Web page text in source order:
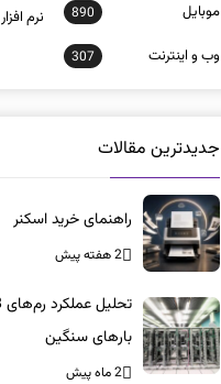
موبايل 890 نرم افزار
وب و اينترنت 307
جدیدترین مقالات
راهنمای خرید اسکنر
2 هفته پیش
بارهای سنگین
2 ماه پیش